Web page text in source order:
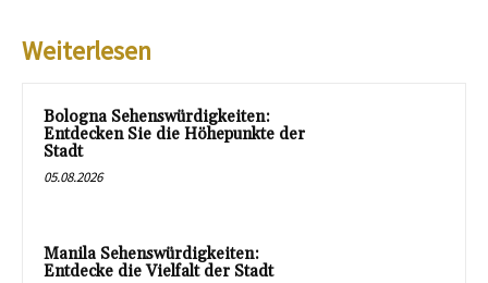
Weiterlesen
Bologna Sehenswürdigkeiten:
Entdecken Sie die Höhepunkte der
Stadt
05.08.2026
Manila Sehenswürdigkeiten:
Entdecke die Vielfalt der Stadt